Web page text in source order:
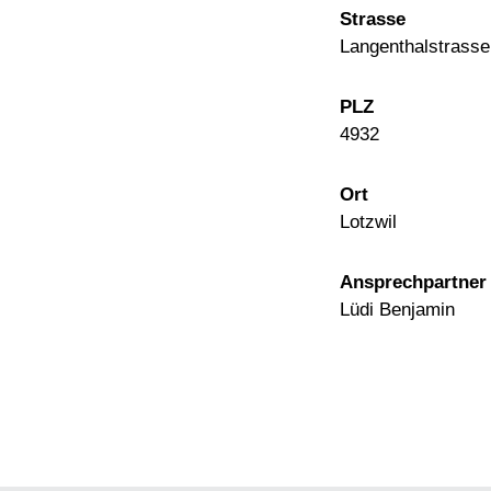
Strasse
PLZ
4932
Ort
Lotzwil
Ansprechpartner
Lüdi Benjamin